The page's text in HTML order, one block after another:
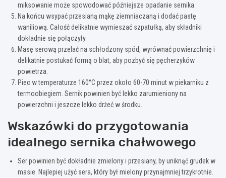
miksowanie może spowodować późniejsze opadanie sernika.
Na końcu wsypać przesianą mąkę ziemniaczaną i dodać pastę
waniliową. Całość delikatnie wymieszać szpatułką, aby składniki
dokładnie się połączyły.
Masę serową przelać na schłodzony spód, wyrównać powierzchnię i
delikatnie postukać formą o blat, aby pozbyć się pęcherzyków
powietrza.
Piec w temperaturze 160°C przez około 60-70 minut w piekarniku z
termoobiegiem. Sernik powinien być lekko zarumieniony na
powierzchni i jeszcze lekko drżeć w środku.
Wskazówki do przygotowania
idealnego sernika chałwowego
Ser powinien być dokładnie zmielony i przesiany, by uniknąć grudek w
masie. Najlepiej użyć sera, który był mielony przynajmniej trzykrotnie.